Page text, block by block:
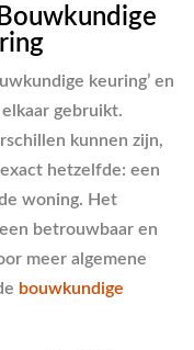
keuring’ en
gebruikt.
kunnen zijn,
hetzelfde: een
woning. Het
betrouwbaar en
meer algemene
bouwkundige